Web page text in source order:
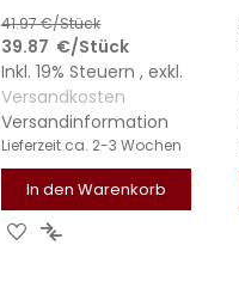
41.97€/Stück
39.87 €/Stück
Inkl. 19% Steuern,exkl.
Versandkosten
Versandinformation
Lieferzeit ca. 2-3 Wochen
In den Warenkorb
ZURZUR